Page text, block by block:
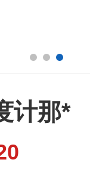
计那*